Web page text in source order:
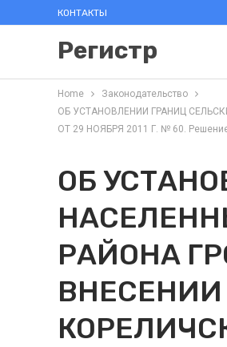
КОНТАКТЫ
Регистр
Home
Законодательство
ОБ УСТАНОВЛЕНИИ ГРАНИЦ
ОТ 29 НОЯБРЯ 2011 Г. № 60.
ОБ
РАЙОНА